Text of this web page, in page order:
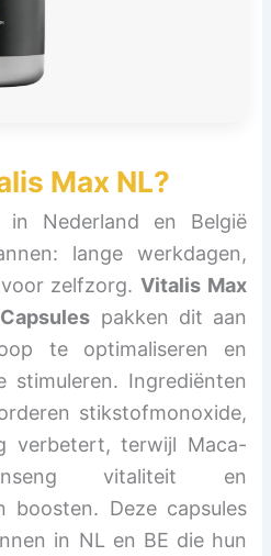
Max NL?
in Nederland en België
lange werkdagen,
zelfzorg. Vitalis Max
pakken dit aan
te optimaliseren en
stimuleren. Ingrediënten
stikstofmonoxide,
verbetert, terwijl Maca-
vitaliteit en
boosten. Deze capsules
in NL en BE die hun